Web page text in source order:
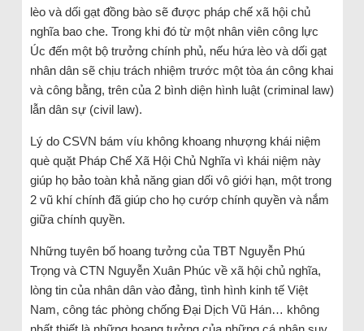
lèo và dối gạt đồng bào sẽ được pháp chế xã hội chủ
nghĩa bao che. Trong khi đó từ một nhân viên công lực
Úc đến một bộ trưởng chính phủ, nếu hứa lèo và dối gạt
nhân dân sẽ chịu trách nhiệm trước một tòa án công khai
và công bằng, trên của 2 bình diện hình luật (criminal law)
lẫn dân sự (civil law).
Lý do CSVN bám víu không khoang nhượng khái niệm
què quặt Pháp Chế Xã Hội Chủ Nghĩa vì khái niệm này
giúp họ bảo toàn khả năng gian dối vô giới hạn, một trong
2 vũ khí chính đã giúp cho họ cướp chính quyền và nắm
giữa chính quyền.
Những tuyên bố hoang tưởng của TBT Nguyễn Phú
Trọng và CTN Nguyễn Xuân Phúc về xã hội chủ nghĩa,
lòng tin của nhân dân vào đảng, tình hình kinh tế Việt
Nam, công tác phòng chống Đại Dịch Vũ Hán… không